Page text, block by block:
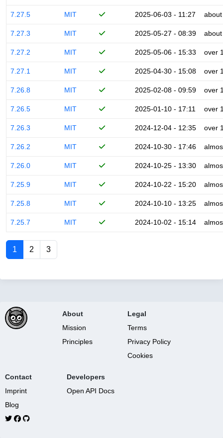
7.27.5 MIT 2025-06-03 - 11:27
7.27.3 MIT 2025-05-27 - 08:39
7.27.2 MIT 2025-05-06 - 15:33 over
7.27.1 MIT 2025-04-30 - 15:08 over
7.26.8 MIT 2025-02-08 - 09:59 over
7.26.5 MIT 2025-01-10 - 17:11 over
7.26.3 MIT 2024-12-04 - 12:35 over
7.26.2 MIT 2024-10-30 - 17:46
7.26.0 MIT 2024-10-25 - 13:30
7.25.9 MIT 2024-10-22 - 15:20
7.25.8 MIT 2024-10-10 - 13:25
7.25.7 MIT 2024-10-02 - 15:14
1 2 3
About
Mission
Principles
Legal
Terms
Privacy Policy
Cookies
Contact
Imprint
Blog
Developers
Open API Docs